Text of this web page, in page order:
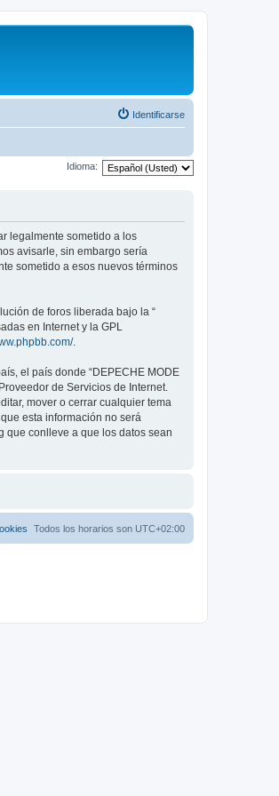
Identificarse
Idioma:
legalmente sometido a los
avisarle, sin embargo sería
sometido a esos nuevos términos
de foros liberada bajo la “
en Internet y la GPL
.
el país donde “DEPECHE MODE
de Servicios de Internet.
mover o cerrar cualquier tema
esta información no será
que conlleve a que los datos sean
Todos los horarios son UTC+02:00